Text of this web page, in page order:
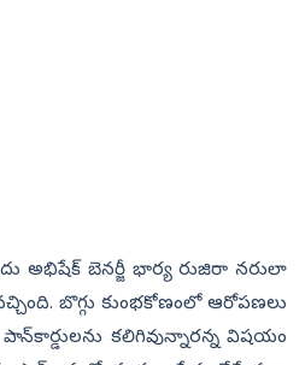
అభిషేక్ బెన‌ర్జీ భార్య రుజిరా నరులా
బొగ్గు కుంభ‌కోణంలో ఆరోప‌ణ‌లు
క‌లిగివున్నార‌న్న విష‌యం